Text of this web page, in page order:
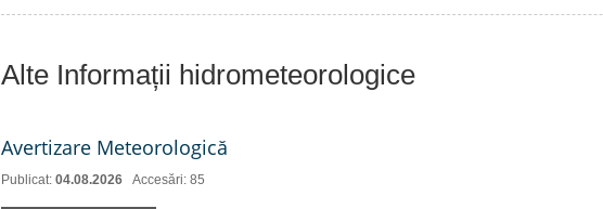
Alte Informații hidrometeorologice
Avertizare Meteorologică
Publicat: 04.08.2026 Accesări: 85